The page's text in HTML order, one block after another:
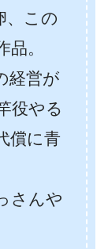
、この
。
経営が
役やる
償に青
さんや